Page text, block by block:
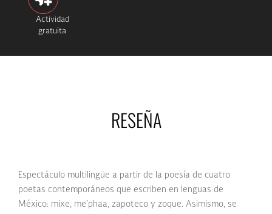
Actividad
gratuita
RESEÑA
Espectáculo multilingüe a partir de la poesía de cuatro
poetas contemporáneos que escriben en lenguas de
México: mixe, me’phaa, zapoteco y zoque. Asimismo, se